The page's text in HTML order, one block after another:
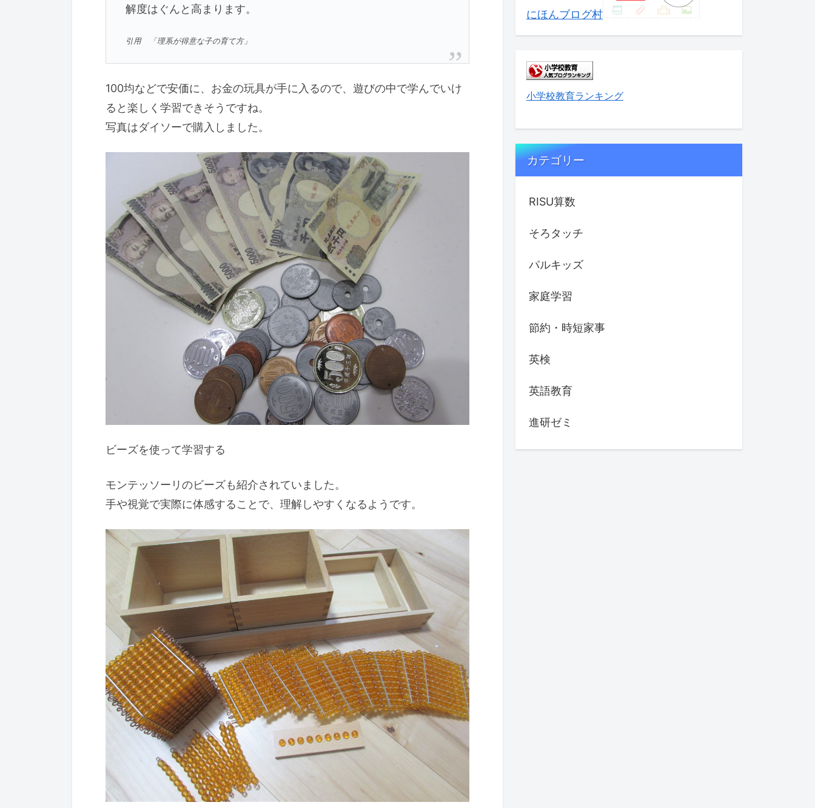
解度はぐんと高まります。
引用 「理系が得意な子の育て方」
100均などで安価に、お金の玩具が手に入るので、遊びの中で学んでいけ
ると楽しく学習できそうですね。
写真はダイソーで購入しました。
ビーズを使って学習する
モンテッソーリのビーズも紹介されていました。
手や視覚で実際に体感することで、理解しやすくなるようです。
にほんブログ村
小学校教育ランキング
カテゴリー
RISU算数
そろタッチ
パルキッズ
家庭学習
節約・時短家事
英検
英語教育
進研ゼミ